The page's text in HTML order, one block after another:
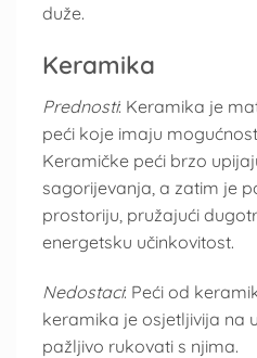
duže.
Keramika
Prednosti: Keramika je
peći koje imaju
Keramičke peći brzo
sagorijevanja, a zatim je
prostoriju, pružajući
energetsku učinkovitost.
Nedostaci: Peći od
keramika je osjetljivija na
pažljivo rukovati s njima.